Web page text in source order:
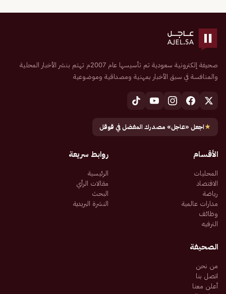
صحيفة إلكترونية سعودية تم تأسيسها عام 2007م تهتم بنشر الأخبار المحلية
والمنافسة في سبق الأخبار بمهنية ومصداقية وموضوعية
★اجعل «عاجل» مصدرك المفضل في قوقل
الأقسام
المحليات
الاقتصاد
رياضة
مدارات عالمية
وظائف
الترفيه
روابط سريعة
الرئيسية
مقالات الرأي
البحث
النشرة البريدية
الصحيفة
من نحن
اتصل بنا
أعلن معنا